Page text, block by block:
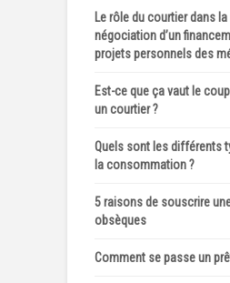
Le rôle du courtier dans
négociation d’un
projets personnels des
Est-ce que ça vaut le
un courtier ?
Quels sont les différents
la consommation ?
5 raisons de souscrire
obsèques
Comment se passe un